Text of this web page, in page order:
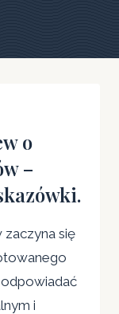
o
–
się
i